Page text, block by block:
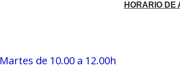
HORARIO DE
Martes de 10.00 a 12.00h